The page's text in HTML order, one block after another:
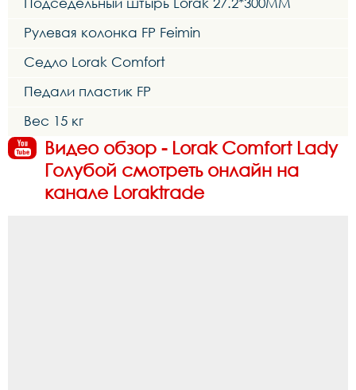
Рулевая колонка FP Feimin
Седло Lorak Comfort
Педали пластик FP
Вес 15 кг
Видео обзор - Lorak Comfort Lady
Голубой смотреть онлайн на
канале Loraktrade